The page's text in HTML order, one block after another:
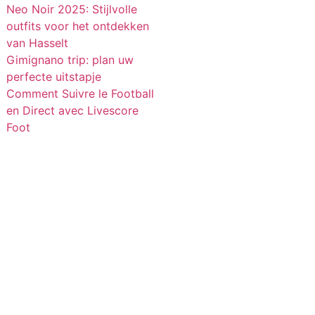
Neo Noir 2025: Stijlvolle
outfits voor het ontdekken
van Hasselt
Gimignano trip: plan uw
perfecte uitstapje
Comment Suivre le Football
en Direct avec Livescore
Foot